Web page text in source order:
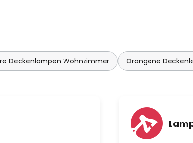
Deckenlampen Wohnzimmer Orangene